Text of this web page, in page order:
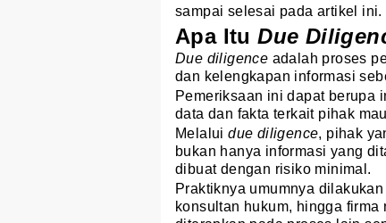
sampai selesai pada artikel ini.
Apa ItuDue
Due diligence adalah proses
dan kelengkapan informasi
Pemeriksaan ini dapat berupa
data dan fakta terkait pihak
Melalui due diligence, pihak
bukan hanya informasi yang
dibuat dengan risiko minimal.
Praktiknya umumnya
konsultan hukum, hingga